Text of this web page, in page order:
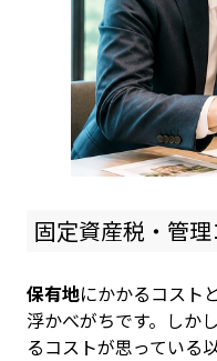
固定資産税・管
保有地にかかるコスト
浮かべがちです。しか
るコストが思っている